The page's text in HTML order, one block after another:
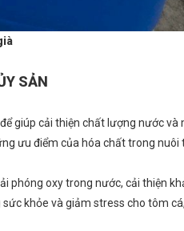
SẢN
giúp cải thiện chất lượng nước và
ưu điểm của hóa chất trong nuôi
phóng oxy trong nước, cải thiện
khỏe và giảm stress cho tôm